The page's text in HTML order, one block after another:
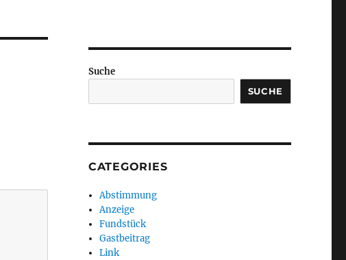
Suche
SUCHE
CATEGORIES
Abstimmung
Anzeige
Fundstück
Gastbeitrag
Link